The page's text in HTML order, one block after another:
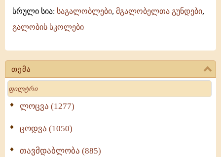
თემა
Search
ლოცვა (1277)
ცოდვა (1050)
თავმდაბლობა (885)
(დიმიტრი
პატარავას
კილო)
სრული სია: საგალობლები, მგალობელთა გუნდები,
გალობის სკოლები